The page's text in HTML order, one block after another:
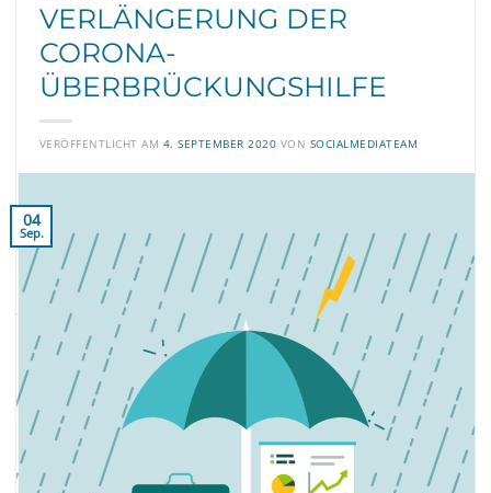
VERLÄNGERUNG DER
CORONA-
ÜBERBRÜCKUNGSHILFE
VERÖFFENTLICHT AM 4. SEPTEMBER 2020 VON SOCIALMEDIATEAM
04
Sep.